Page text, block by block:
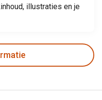
illustraties en je